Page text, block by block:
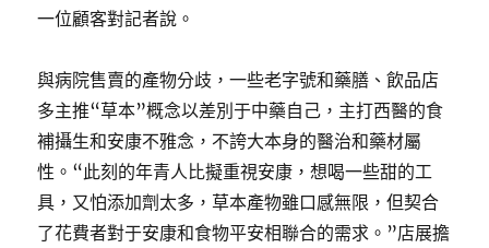
一位顧客對記者說。
與病院售賣的產物分歧，一些老字號和藥膳、飲品店
多主推“草本”概念以差別于中藥自己，主打西醫的食
補攝生和安康不雅念，不誇大本身的醫治和藥材屬
性。“此刻的年青人比擬重視安康，想喝一些甜的工
具，又怕添加劑太多，草本產物雖口感無限，但契合
了花費者對于安康和食物平安相聯合的需求。”店展擔